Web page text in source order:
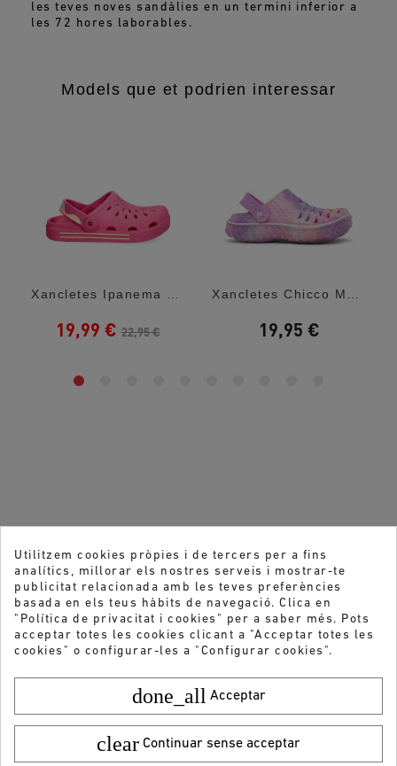
les teves noves sandàlies en un termini inferior a
les 72 hores laborables.
Models que et podrien interessar
Xancletes Ipanema Roses Amb Detalls Grocs...
19,99 € 22,95 €
Xancletes Chicco Monet Efecte Tie Dye
19,95 €
Utilitzem cookies pròpies i de tercers per a fins
analítics, millorar els nostres serveis i mostrar-te
publicitat relacionada amb les teves preferències
basada en els teus hàbits de navegació. Clica en
"Política de privacitat i cookies" per a saber més. Pots
acceptar totes les cookies clicant a "Acceptar totes les
cookies" o configurar-les a "Configurar cookies".
done_all Acceptar
clear Continuar sense acceptar